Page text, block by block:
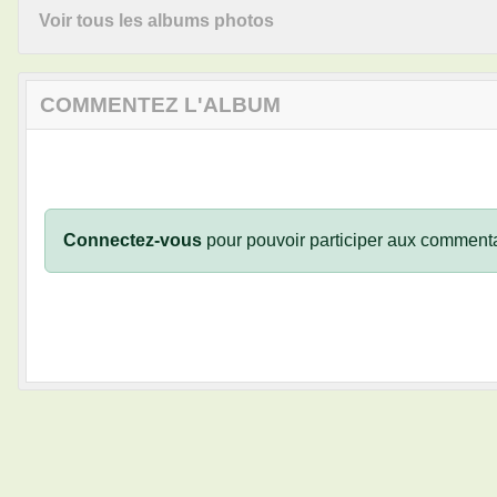
Voir tous les albums photos
COMMENTEZ L'ALBUM
Connectez-vous pour pouvoir participer aux